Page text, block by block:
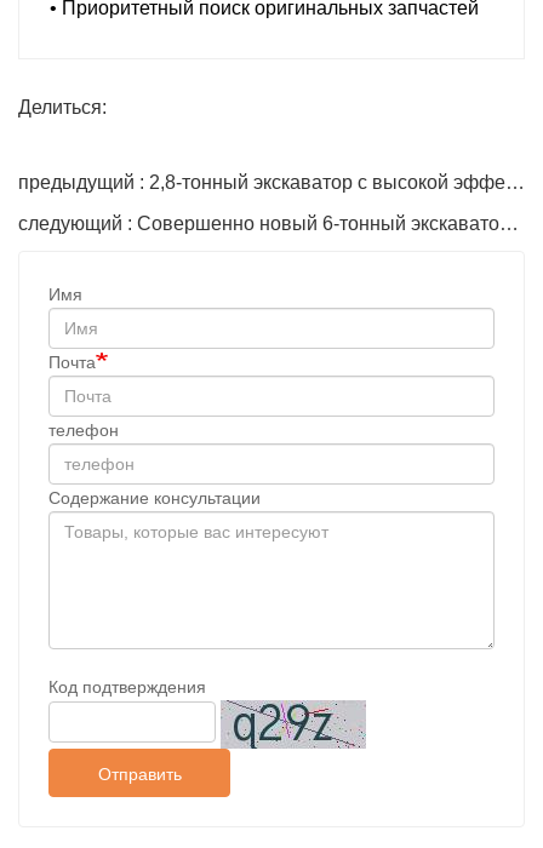
• Приоритетный поиск оригинальных запчастей
Делиться:
предыдущий : 2,8-тонный экскаватор с высокой эффективностью
следующий : Совершенно новый 6-тонный экскаватор, немецкая линейная гидравлическая система HAWE
Имя
Почта
телефон
Содержание консультации
Код подтверждения
Отправить